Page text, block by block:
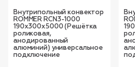
Внутрипольный конвектор
ROMMER RCN3-1000
190х300х5000 (Решётка
роликовая,
анодированный
алюминий) универсальное
подключение